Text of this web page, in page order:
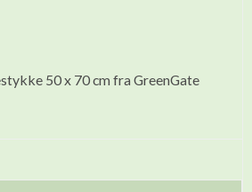
50 x 70 cm fra GreenGate